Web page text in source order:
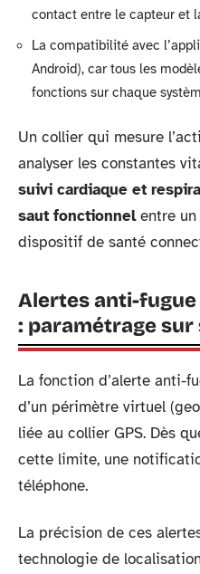
contact entre le capteur et
La compatibilité avec
Android), car tous les
fonctions sur chaque
Un collier qui mesure
analyser les constantes
suivi cardiaque et
saut fonctionnelentre un
dispositif de santé
Alertes anti-
: paramétrage
La fonction d’alerte anti-
d’un périmètre virtuel
liée au collier GPS. Dès
cette limite, une
téléphone.
La précision de ces
technologie de